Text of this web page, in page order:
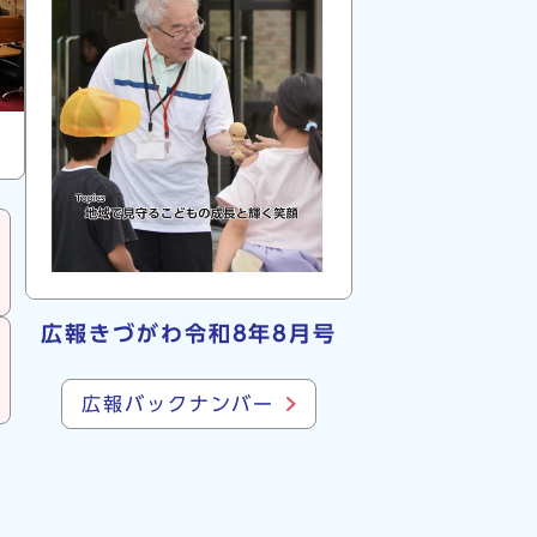
広報きづがわ令和8年8月号
広報バックナンバー